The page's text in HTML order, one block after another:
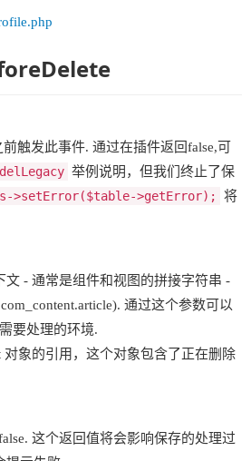
触发此事件. 通过在插件返回false,可
举例说明，但我们终止了保
>setError($table->getError);
将
文 - 通常是组件和视图的拼接字符串 -
通过这个参数可以
要处理的环境.
对象的引用，这个对象包含了正在删除
这个返回值将会影响保存的处理过